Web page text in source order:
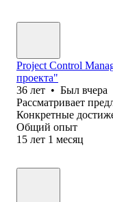
Project Control
проекта"
36 лет • Был вчера
Рассматривает
Конкретные
Общий опыт
15 лет 1 месяц